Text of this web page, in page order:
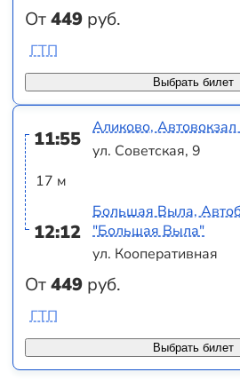
От449 руб.
Выбрать билет
ГТП
11:55
17 м
12:12
От449 руб.
Аликово,
ул. Советская, 9
Большая Выла,
"Большая Выла"
ул. Кооперативная
Выбрать билет
ГТП